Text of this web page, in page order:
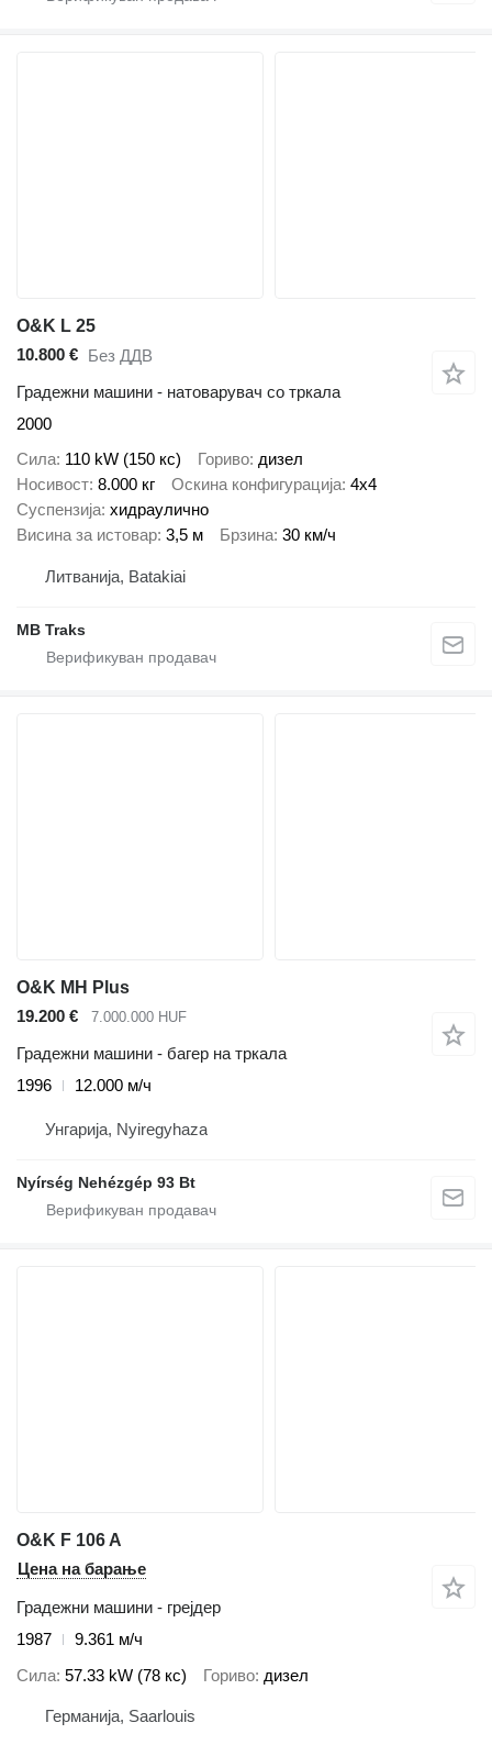
O&K L 25
10.800 € Без ДДВ
Градежни машини - натоварувач со тркала
2000
Сила 110 kW (150 кс) Гориво дизел
Носивост 8.000 кг Оскина конфигурација 4x4
Суспензија хидраулично
Висина за истовар 3,5 м Брзина 30 км/ч
Литванија, Batakiai
MB Traks
O&K MH Plus
19.200 €
7.000.000 HUF
Градежни машини - багер на тркала
1996
12.000 м/ч
Унгарија, Nyiregyhaza
Nyírség Nehézgép 93 Bt
O&K F 106 A
Цена на барање
Градежни машини - грејдер
1987
9.361 м/ч
Сила 57.33 kW (78 кс) Гориво дизел
Германија, Saarlouis